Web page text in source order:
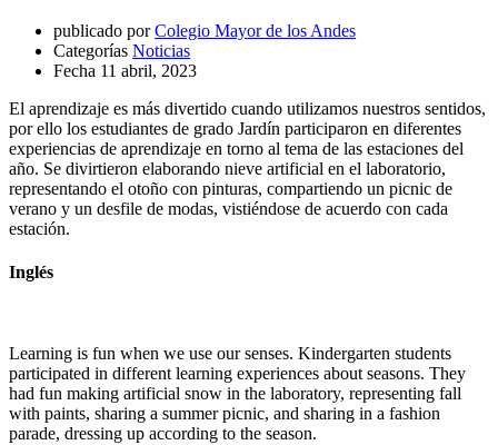
publicado por Colegio Mayor de los Andes
Categorías Noticias
Fecha 11 abril, 2023
El aprendizaje es más divertido cuando utilizamos nuestros sentidos,
por ello los estudiantes de grado Jardín participaron en diferentes
experiencias de aprendizaje en torno al tema de las estaciones del
año. Se divirtieron elaborando nieve artificial en el laboratorio,
representando el otoño con pinturas, compartiendo un picnic de
verano y un desfile de modas, vistiéndose de acuerdo con cada
estación.
Inglés
Learning is fun when we use our senses. Kindergarten students
participated in different learning experiences about seasons. They
had fun making artificial snow in the laboratory, representing fall
with paints, sharing a summer picnic, and sharing in a fashion
parade, dressing up according to the season.